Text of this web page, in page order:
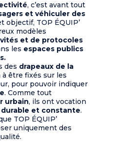
, c’est avant tout
et véhiculer des
objectif, TOP ÉQUIP’
modèles
et de protocoles
les espaces publics
des drapeaux de la
être fixés sur les
pour pouvoir indiquer
. Comme tout
urbain, ils ont vocation
durable et constante.
TOP ÉQUIP’
uniquement des